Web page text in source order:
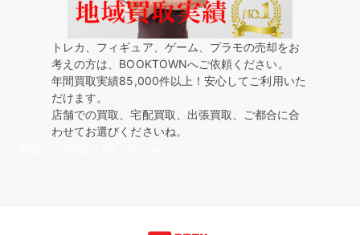
トレカ、フィギュア、ゲーム、プラモの売却をお
考えの方は、BOOKTOWNへご依頼ください。
年間買取実績85,000件以上！安心してご利用いた
だけます。
店舗での買取、宅配買取、出張買取、ご都合に合
わせてお選びくださいね。